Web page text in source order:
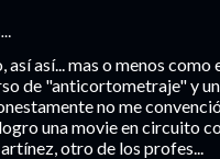
así así... mas o menos
de "anticortometraje" y
no me
una movie en circuito
otro de los profes...